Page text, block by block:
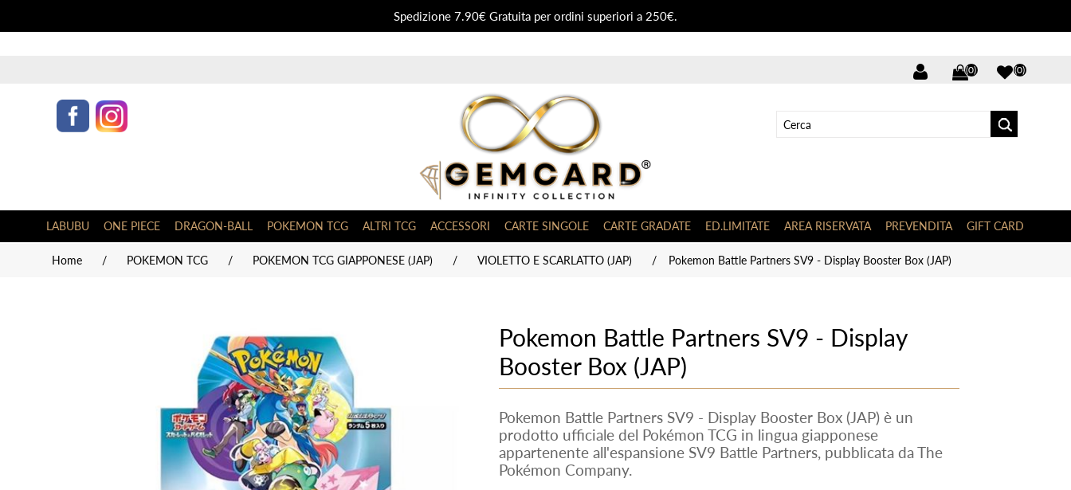
Spedizione 7.90€ Gratuita per ordini superiori a 250€.
(0) (0)
LABUBU ONE PIECE DRAGON-BALL POKEMON TCG ALTRI TCG ACCESSORI CARTE SINGOLE CARTE GRADATE ED.LIMITATE AREA RISERVATA PREVENDITA GIFT CARD
Home / POKEMON TCG / POKEMON TCG GIAPPONESE (JAP) / VIOLETTO E SCARLATTO (JAP) / Pokemon Battle Partners SV9 - Display Booster Box (JAP)
Pokemon Battle Partners SV9 - Display
Booster Box (JAP)
Pokemon Battle Partners SV9 - Display Booster Box (JAP) è un
prodotto ufficiale del Pokémon TCG in lingua giapponese
appartenente all'espansione SV9 Battle Partners, pubblicata da The
Pokémon Company.